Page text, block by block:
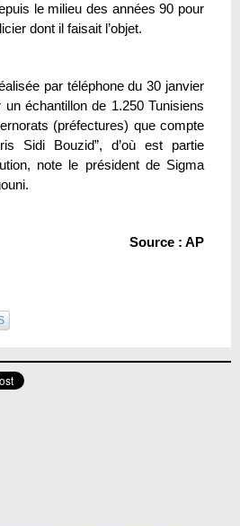
le milieu des années 90 pour
dont il faisait l’objet.
par téléphone du 30 janvier
échantillon de 1.250 Tunisiens
(préfectures) que compte
Sidi Bouzid”, d’où est partie
note le président de Sigma
Source : AP